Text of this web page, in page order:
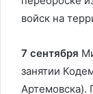
войск на
7 сентября
занятии
Артемовска).